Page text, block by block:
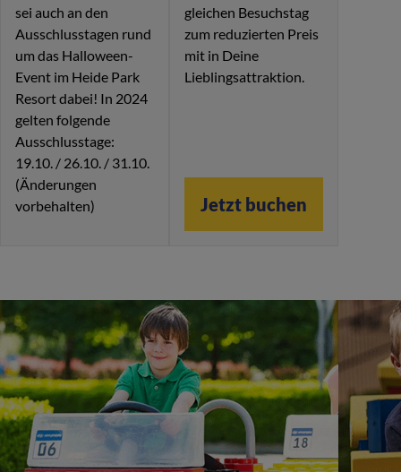
sei auch an den
Ausschlusstagen rund
um das Halloween-
Event im Heide Park
Resort dabei! In 2024
gelten folgende
Ausschlusstage:
19.10. / 26.10. / 31.10.
(Änderungen
vorbehalten)
gleichen Besuchstag
zum reduzierten Preis
mit in Deine
Lieblingsattraktion.
Jetzt buchen